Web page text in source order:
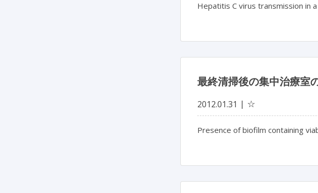
Hepatitis C virus transmission in
最終清掃後の集中治療室
2012.01.31 ☆
Presence of biofilm containing